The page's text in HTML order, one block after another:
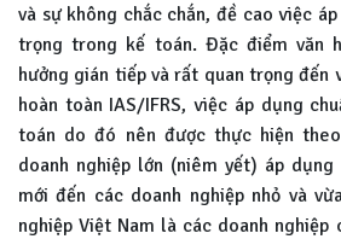
và sự không chắc chắn, đề cao việc
trọng trong kế toán. Đặc điểm văn
hưởng gián tiếp và rất quan trọng đến
hoàn toàn IAS/IFRS, việc áp dụng
toán do đó nên được thực hiện
doanh nghiệp lớn (niêm yết) áp
mới đến các doanh nghiệp nhỏ và
nghiệp Việt Nam là các doanh nghiệp